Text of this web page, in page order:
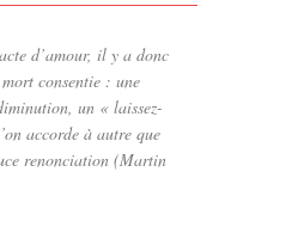
d’amour, il y a donc
consentie : une
un « laissez-
accorde à autre que
renonciation (Martin